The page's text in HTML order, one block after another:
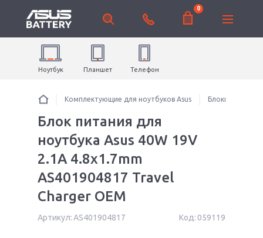
0
Ноутбук Планшет Телефон
Комплектующие для ноутбуков Asus Блоки питания
Блок питания для
ноутбука Asus 40W 19V
2.1A 4.8x1.7mm
AS401904817 Travel
Charger OEM
Артикул:AS401904817 Код: 059119